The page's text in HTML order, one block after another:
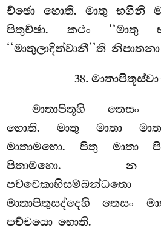
ච්ඡො හොති. මාතු භගිනි
පිතුච්ඡා. කථං ‘‘මාතු
‘‘මාතුලාදිත්වානී’’ති
38.
මාතාපිතූහි තෙසං
හොති. මාතු මාතා
මාතාමහො. පිතු මාතා
පිතාමහො. න
මාතාපිතුසද්දෙහි තෙසං
පච්චයො හොති.